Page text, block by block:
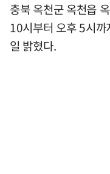
충북 옥천군 옥천읍
10시부터 오후 5시까
일 밝혔다.